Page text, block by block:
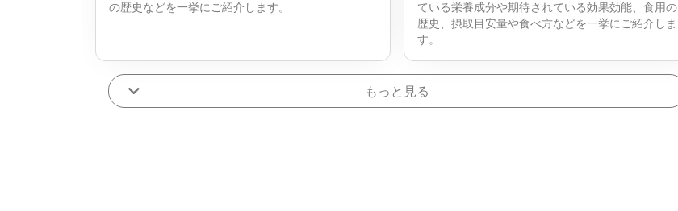
の歴史などを一挙にご紹介します。
ている栄養成分や期待されている効果効能、食用の
歴史、摂取目安量や食べ方などを一挙にご紹介しま
す。
もっと見る